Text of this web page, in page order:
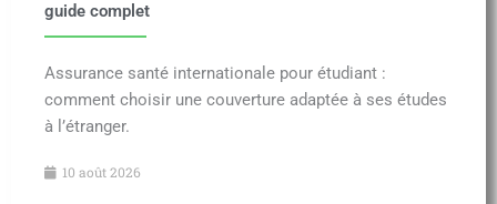
guide complet
Assurance santé internationale pour étudiant :
comment choisir une couverture adaptée à ses études
à l’étranger.
10 août 2026